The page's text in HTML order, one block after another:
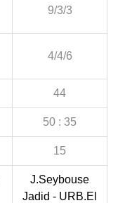
9/3/3
4/4/6
44
50 : 35
15
J.Seybouse
Jadid - URB.El